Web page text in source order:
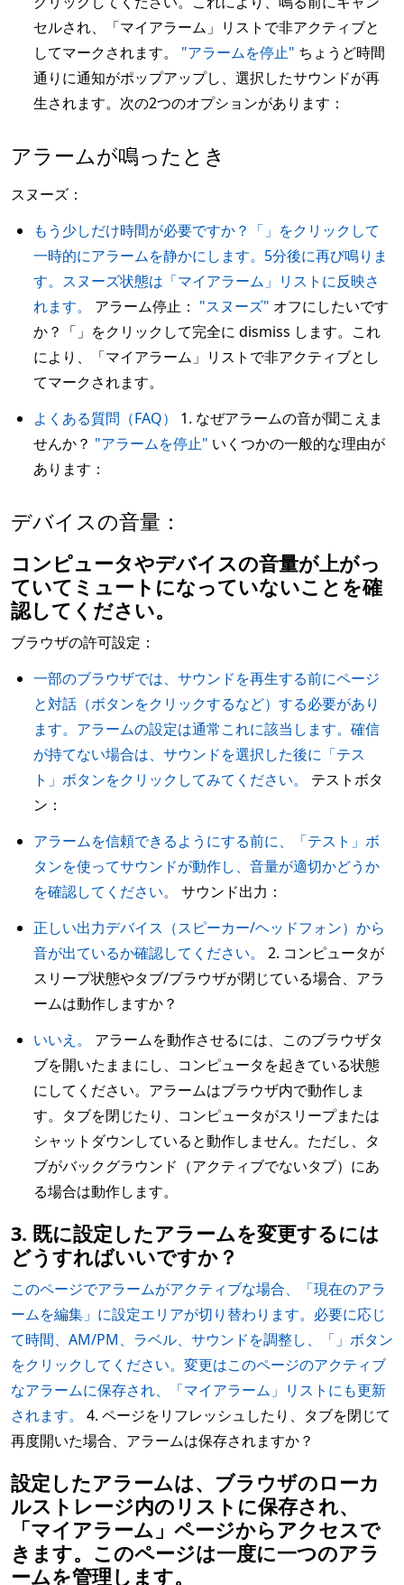
セルされ、「マイアラーム」リストで非アクティブと
してマークされます。 "アラームを停止" ちょうど時間
通りに通知がポップアップし、選択したサウンドが再
生されます。次の2つのオプションがあります：
アラームが鳴ったとき
スヌーズ：
もう少しだけ時間が必要ですか？「」をクリックして
一時的にアラームを静かにします。5分後に再び鳴りま
す。スヌーズ状態は「マイアラーム」リストに反映さ
れます。
アラーム停止： "スヌーズ" オフにしたいです
か？「」をクリックして完全に dismiss します。これ
により、「マイアラーム」リストで非アクティブとし
てマークされます。
よくある質問（FAQ）
1. なぜアラームの音が聞こえま
せんか？ "アラームを停止" いくつかの一般的な理由が
あります：
デバイスの音量：
コンピュータやデバイスの音量が上がっ
ていてミュートになっていないことを確
認してください。
ブラウザの許可設定：
一部のブラウザでは、サウンドを再生する前にページ
と対話（ボタンをクリックするなど）する必要があり
ます。アラームの設定は通常これに該当します。確信
が持てない場合は、サウンドを選択した後に「テス
ト」ボタンをクリックしてみてください。
テストボタ
ン：
アラームを信頼できるようにする前に、「テスト」ボ
タンを使ってサウンドが動作し、音量が適切かどうか
を確認してください。
サウンド出力：
正しい出力デバイス（スピーカー/ヘッドフォン）から
音が出ているか確認してください。
2. コンピュータが
スリープ状態やタブ/ブラウザが閉じている場合、アラ
ームは動作しますか？
いいえ。
アラームを動作させるには、このブラウザタ
ブを開いたままにし、コンピュータを起きている状態
にしてください。アラームはブラウザ内で動作しま
す。タブを閉じたり、コンピュータがスリープまたは
シャットダウンしていると動作しません。ただし、タ
ブがバックグラウンド（アクティブでないタブ）にあ
る場合は動作します。
3. 既に設定したアラームを変更するには
どうすればいいですか？
このページでアラームがアクティブな場合、「現在のアラ
ームを編集」に設定エリアが切り替わります。必要に応じ
て時間、AM/PM、ラベル、サウンドを調整し、「」ボタン
をクリックしてください。変更はこのページのアクティブ
なアラームに保存され、「マイアラーム」リストにも更新
されます。
4. ページをリフレッシュしたり、タブを閉じて
再度開いた場合、アラームは保存されますか？
設定したアラームは、ブラウザのローカ
ルストレージ内のリストに保存され、
「マイアラーム」ページからアクセスで
きます。このページは一度に一つのアラ
ームを管理します。